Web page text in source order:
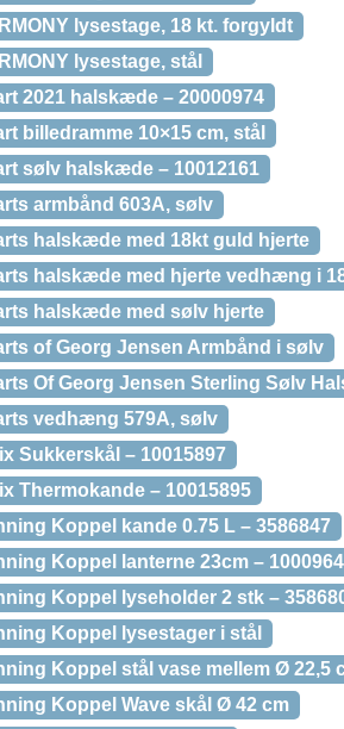
lysestage, 18 kt. forgyldt
lysestage, stål
2021 halskæde – 20000974
billedramme 10×15 cm, stål
sølv halskæde – 10012161
armbånd 603A, sølv
halskæde med 18kt guld hjerte
halskæde med hjerte vedhæng i
halskæde med sølv hjerte
of Georg Jensen Armbånd i sølv
Of Georg Jensen Sterling Sølv
vedhæng 579A, sølv
Sukkerskål – 10015897
Thermokande – 10015895
Koppel kande 0.75 L – 3586847
Koppel lanterne 23cm –
Koppel lyseholder 2 stk –
Koppel lysestager i stål
Koppel stål vase mellem Ø 22,5
Koppel Wave skål Ø 42 cm